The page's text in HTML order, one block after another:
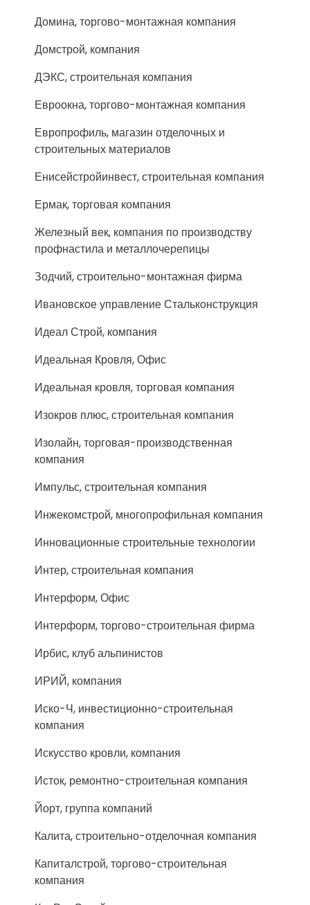
Домина, торгово-монтажная компания
Домстрой, компания
ДЭКС, строительная компания
Евроокна, торгово-монтажная компания
Европрофиль, магазин отделочных и
строительных материалов
Енисейстройинвест, строительная компания
Ермак, торговая компания
Железный век, компания по производству
профнастила и металлочерепицы
Зодчий, строительно-монтажная фирма
Ивановское управление Стальконструкция
Идеал Строй, компания
Идеальная Кровля, Офис
Идеальная кровля, торговая компания
Изокров плюс, строительная компания
Изолайн, торговая-производственная
компания
Импульс, строительная компания
Инжекомстрой, многопрофильная компания
Инновационные строительные технологии
Интер, строительная компания
Интерформ, Офис
Интерформ, торгово-строительная фирма
Ирбис, клуб альпинистов
ИРИЙ, компания
Иско-Ч, инвестиционно-строительная
компания
Искусство кровли, компания
Исток, ремонтно-строительная компания
Йорт, группа компаний
Калита, строительно-отделочная компания
Капиталстрой, торгово-строительная
компания